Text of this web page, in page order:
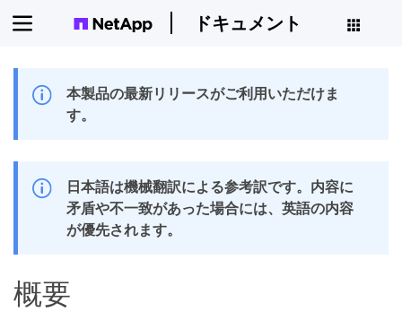
ドキュメント
本製品の最新リリースがご利用いただけま
す。
日本語は機械翻訳による参考訳です。内容に
矛盾や不一致があった場合には、英語の内容
が優先されます。
概要